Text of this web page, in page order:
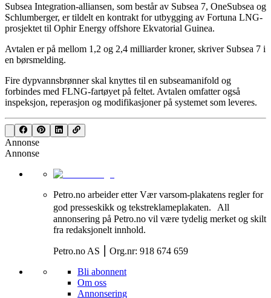
Subsea Integration-alliansen, som består av Subsea 7, OneSubsea og
Schlumberger, er tildelt en kontrakt for utbygging av Fortuna LNG-
prosjektet til Ophir Energy offshore Ekvatorial Guinea.
Avtalen er på mellom 1,2 og 2,4 milliarder kroner, skriver Subsea 7 i
en børsmelding.
Fire dypvannsbrønner skal knyttes til en subseamanifold og
forbindes med FLNG-fartøyet på feltet. Avtalen omfatter også
inspeksjon, reperasjon og modifikasjoner på systemet som leveres.
Annonse
Annonse
Petro.no arbeider etter Vær varsom-plakatens regler for
god presseskikk og tekstreklameplakaten. All
annonsering på Petro.no vil være tydelig merket og skilt
fra redaksjonelt innhold.
Petro.no AS ⎮ Org.nr: 918 674 659
Bli abonnent
Om oss
Annonsering